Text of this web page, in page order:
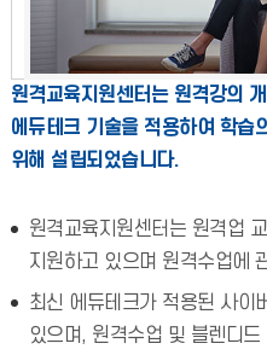
원격교육지원센터는 원격강의
에듀테크 기술을 적용하여 학습
위해 설립되었습니다.
원격교육지원센터는 원격업
지원하고 있으며 원격수업에
최신 에듀테크가 적용된 사이
있으며, 원격수업 및 블렌디